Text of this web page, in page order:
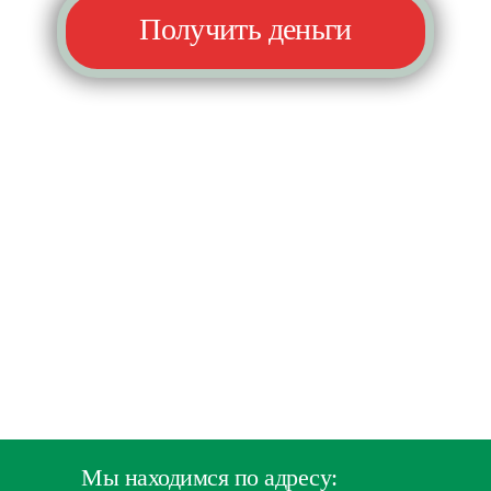
Получить деньги
Мы находимся по адресу: